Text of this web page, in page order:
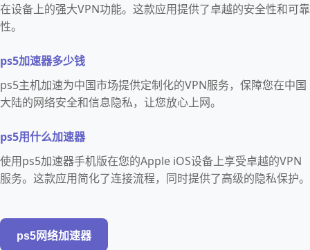
在设备上的强大VPN功能。这款应用提供了卓越的安全性和可靠
性。
ps5加速器多少钱
ps5主机加速为中国市场提供定制化的VPN服务，保障您在中国
大陆的网络安全和信息隐私，让您放心上网。
ps5用什么加速器
使用ps5加速器手机版在您的Apple iOS设备上享受卓越的VPN
服务。这款应用简化了连接流程，同时提供了高级的隐私保护。
ps5网络加速器